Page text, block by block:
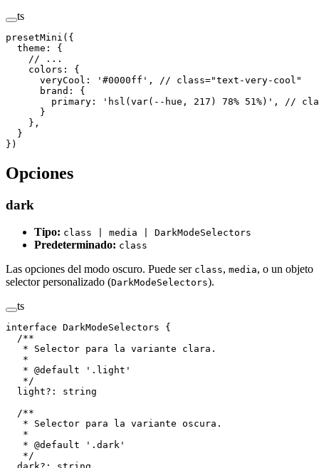
ts
presetMini ({
  theme
: {
    // ...
    colors
: {
      veryCool
: ' #0000ff ' ,
// class="text-very-cool"
      brand
: {
        primary
: ' hsl(var(--hue, 217) 78% 51%) ' ,
//
      }
    },
  }
})
Opciones
dark
Tipo: class | media | DarkModeSelectors
Predeterminado: class
Las opciones del modo oscuro. Puede ser class, media, o un objeto
selector personalizado (DarkModeSelectors).
ts
interface DarkModeSelectors {
  /**
   * Selector para la variante clara.
   *
   *
@default ' .light '
   */
  light
? : string
  /**
   * Selector para la variante oscura.
   *
   *
@default ' .dark '
   */